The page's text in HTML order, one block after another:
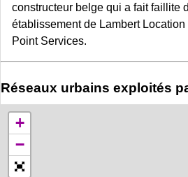
constructeur belge qui a fait faillite
établissement de Lambert
Point Services.
Réseaux urbains exploités
+
−